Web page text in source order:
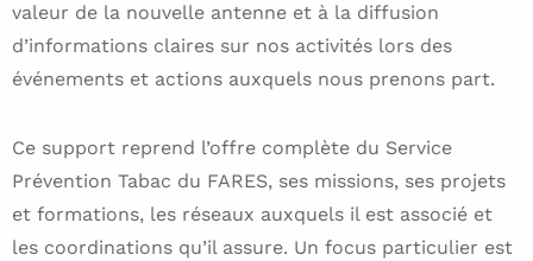
valeur de la nouvelle antenne et à la diffusion
d’informations claires sur nos activités lors des
événements et actions auxquels nous prenons part.
Ce support reprend l’offre complète du Service
Prévention Tabac du FARES, ses missions, ses projets
et formations, les réseaux auxquels il est associé et
les coordinations qu’il assure. Un focus particulier est